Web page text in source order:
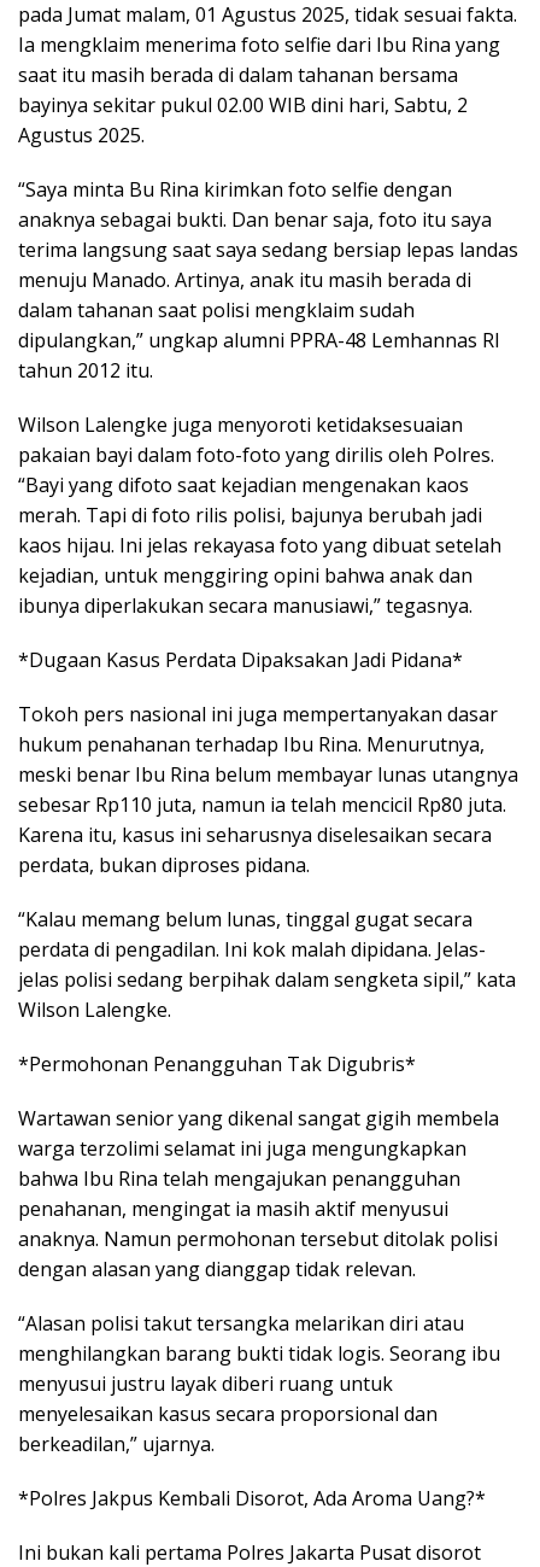
pada Jumat malam, 01 Agustus 2025, tidak sesuai fakta.
Ia mengklaim menerima foto selfie dari Ibu Rina yang
saat itu masih berada di dalam tahanan bersama
bayinya sekitar pukul 02.00 WIB dini hari, Sabtu, 2
Agustus 2025.
“Saya minta Bu Rina kirimkan foto selfie dengan
anaknya sebagai bukti. Dan benar saja, foto itu saya
terima langsung saat saya sedang bersiap lepas landas
menuju Manado. Artinya, anak itu masih berada di
dalam tahanan saat polisi mengklaim sudah
dipulangkan,” ungkap alumni PPRA-48 Lemhannas RI
tahun 2012 itu.
Wilson Lalengke juga menyoroti ketidaksesuaian
pakaian bayi dalam foto-foto yang dirilis oleh Polres.
“Bayi yang difoto saat kejadian mengenakan kaos
merah. Tapi di foto rilis polisi, bajunya berubah jadi
kaos hijau. Ini jelas rekayasa foto yang dibuat setelah
kejadian, untuk menggiring opini bahwa anak dan
ibunya diperlakukan secara manusiawi,” tegasnya.
*Dugaan Kasus Perdata Dipaksakan Jadi Pidana*
Tokoh pers nasional ini juga mempertanyakan dasar
hukum penahanan terhadap Ibu Rina. Menurutnya,
meski benar Ibu Rina belum membayar lunas utangnya
sebesar Rp110 juta, namun ia telah mencicil Rp80 juta.
Karena itu, kasus ini seharusnya diselesaikan secara
perdata, bukan diproses pidana.
“Kalau memang belum lunas, tinggal gugat secara
perdata di pengadilan. Ini kok malah dipidana. Jelas-
jelas polisi sedang berpihak dalam sengketa sipil,” kata
Wilson Lalengke.
*Permohonan Penangguhan Tak Digubris*
Wartawan senior yang dikenal sangat gigih membela
warga terzolimi selamat ini juga mengungkapkan
bahwa Ibu Rina telah mengajukan penangguhan
penahanan, mengingat ia masih aktif menyusui
anaknya. Namun permohonan tersebut ditolak polisi
dengan alasan yang dianggap tidak relevan.
“Alasan polisi takut tersangka melarikan diri atau
menghilangkan barang bukti tidak logis. Seorang ibu
menyusui justru layak diberi ruang untuk
menyelesaikan kasus secara proporsional dan
berkeadilan,” ujarnya.
*Polres Jakpus Kembali Disorot, Ada Aroma Uang?*
Ini bukan kali pertama Polres Jakarta Pusat disorot